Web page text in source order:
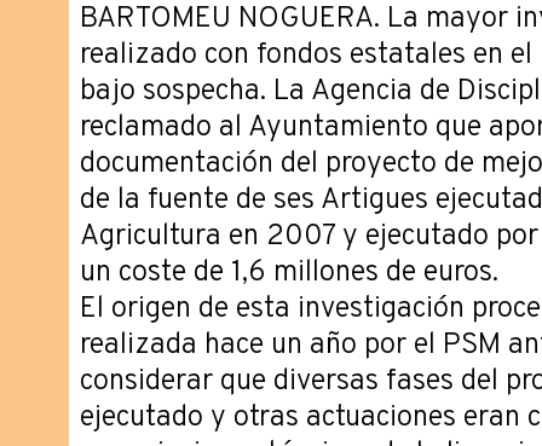
BARTOMEU NOGUERA. ­La mayor
realizado con fondos estatales en
bajo sospecha. La Agencia de
reclamado al Ayuntamiento que
documentación del proyecto de
de la fuente de ses Artigues
Agricultura en 2007 y ejecutado por
un coste de 1,6 millones de euros.
El origen de esta investigación
realizada hace un año por el PSM
considerar que diversas fases del
ejecutado y otras actuaciones eran